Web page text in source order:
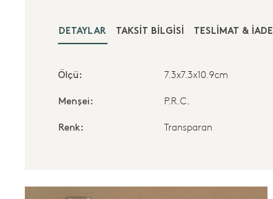
DETAYLAR TAKSIT BILGISI TESLIMAT & İADE
Ölçü: 7.3x7.3x10.9cm
Menşei: P.R.C.
Renk: Transparan